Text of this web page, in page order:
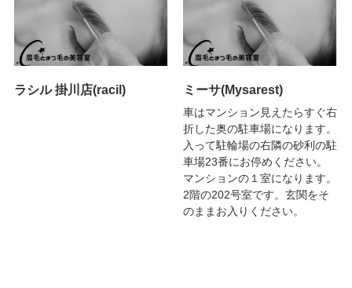
ラシル 掛川店(racil) ミーサ(Mysarest)
車はマンション見えたらすぐ右
折した奥の駐車場になります。
入って駐輪場の右隣の砂利の駐
車場23番にお停めください。
マンションの１室になります。
2階の202号室です。玄関をそ
のままお入りください。